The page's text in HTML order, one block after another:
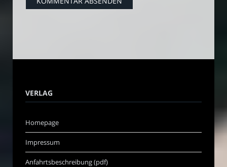
VERLAG
Homepage
Impressum
Anfahrtsbeschreibung (pdf)